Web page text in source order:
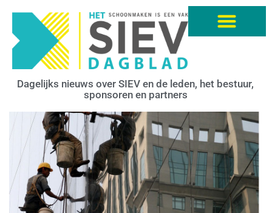
Dagelijks nieuws over SIEV en de leden, het bestuur,
sponsoren en partners